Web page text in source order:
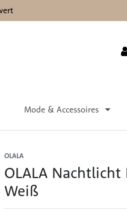
Mode & Accessoires
OLALA
OLALA
Weiß